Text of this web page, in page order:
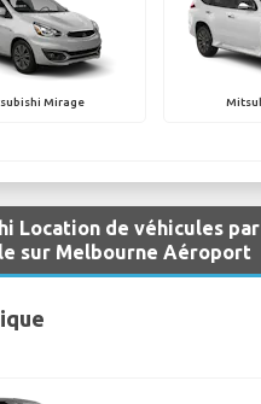
Mirage
Location de véhicules
sur Melbourne Aéroport